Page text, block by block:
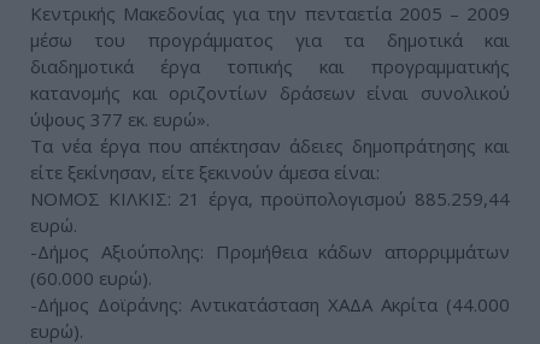
Κεντρικής Μακεδονίας για την πενταετία 2005 – 2009
μέσω του προγράμματος για τα δημοτικά και
διαδημοτικά έργα τοπικής και προγραμματικής
κατανομής και οριζοντίων δράσεων είναι συνολικού
ύψους 377 εκ. ευρώ».
Τα νέα έργα που απέκτησαν άδειες δημοπράτησης και
είτε ξεκίνησαν, είτε ξεκινούν άμεσα είναι:
ΝΟΜΟΣ ΚΙΛΚΙΣ: 21 έργα, προϋπολογισμού 885.259,44
ευρώ.
-Δήμος Αξιούπολης: Προμήθεια κάδων απορριμμάτων
(60.000 ευρώ).
-Δήμος Δοϊράνης: Αντικατάσταση ΧΑΔΑ Ακρίτα (44.000
ευρώ).